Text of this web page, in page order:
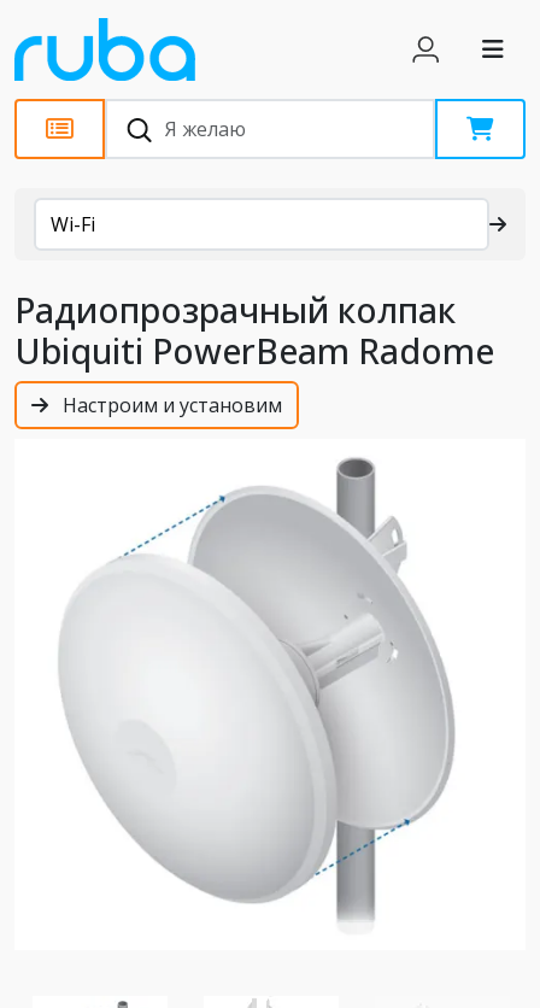
Каталог
Wi-Fi
Радиопрозрачный колпак
Ubiquiti PowerBeam Radome
Настроим и установим